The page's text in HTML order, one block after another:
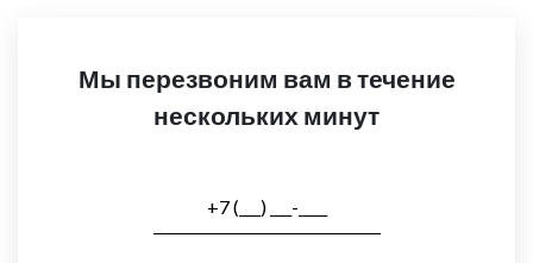
Мы перезвоним вам в течение
нескольких минут